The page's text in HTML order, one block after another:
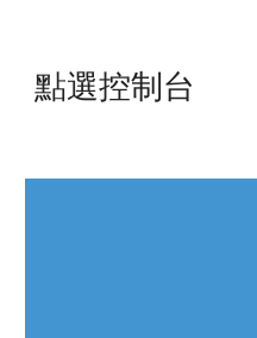
點選控制台